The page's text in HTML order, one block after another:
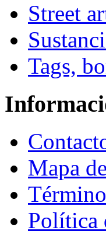
Street
Tags,
Mapa
Política